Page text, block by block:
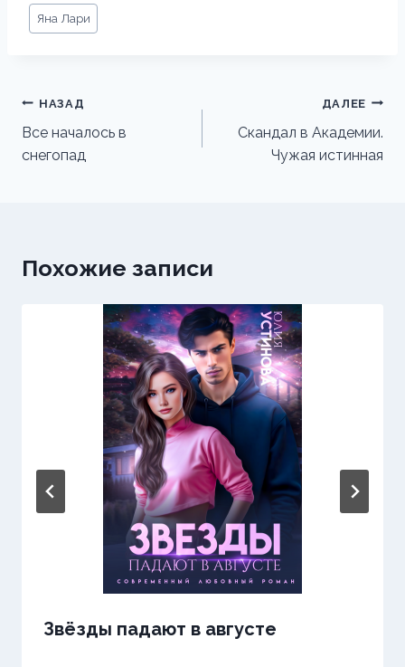
Метки
записи:
Яна Лари
Навигация
по
записям
НАЗАД
Все началось в
снегопад
ДАЛЕЕ
Скандал в Академии.
Чужая истинная
Похожие записи
Звёзды падают в августе